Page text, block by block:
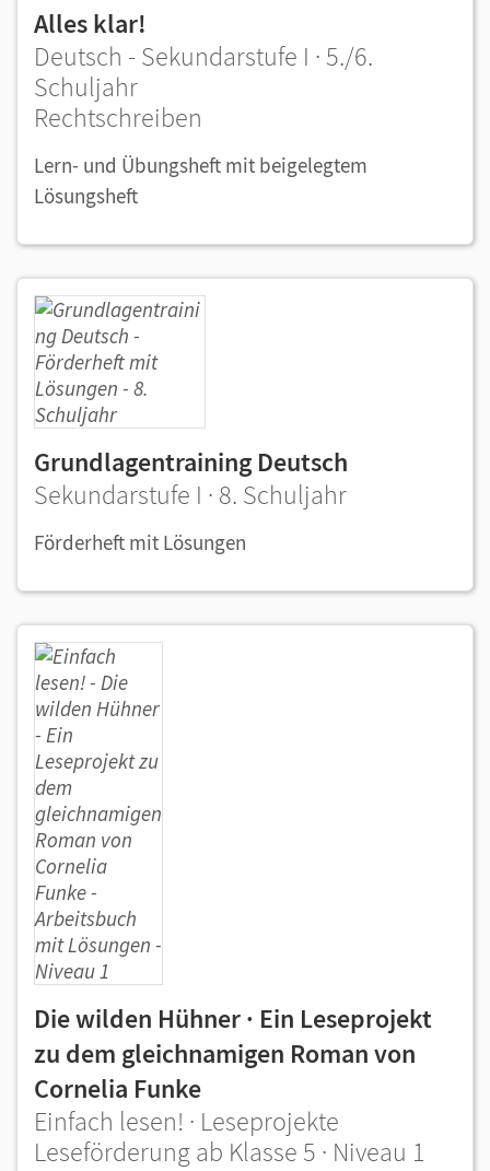
Alles klar!
Deutsch - Sekundarstufe I · 5./6.
Schuljahr
Rechtschreiben
Lern- und Übungsheft mit beigelegtem
Lösungsheft
Grundlagentraining Deutsch
Sekundarstufe I · 8. Schuljahr
Förderheft mit Lösungen
Die wilden Hühner · Ein Leseprojekt
zu dem gleichnamigen Roman von
Cornelia Funke
Einfach lesen! · Leseprojekte
Leseförderung ab Klasse 5 · Niveau 1